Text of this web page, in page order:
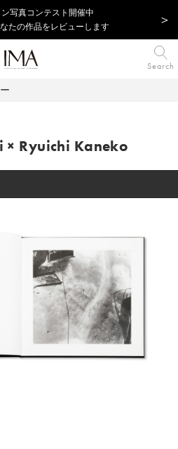
写真コンテスト開催中
たの作品をレビューします
Search
× Ryuichi Kaneko